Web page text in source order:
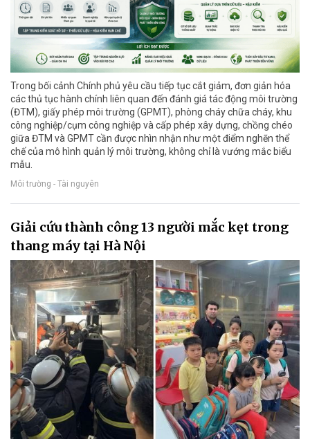
Trong bối cảnh Chính phủ yêu cầu tiếp tục cắt giảm, đơn giản hóa
các thủ tục hành chính liên quan đến đánh giá tác động môi trường
(ĐTM), giấy phép môi trường (GPMT), phòng cháy chữa cháy, khu
công nghiệp/cụm công nghiệp và cấp phép xây dựng, chồng chéo
giữa ĐTM và GPMT cần được nhìn nhận như một điểm nghẽn thể
chế của mô hình quản lý môi trường, không chỉ là vướng mắc biểu
mẫu.
Môi trường - Tài nguyên
Giải cứu thành công 13 người mắc kẹt trong
thang máy tại Hà Nội